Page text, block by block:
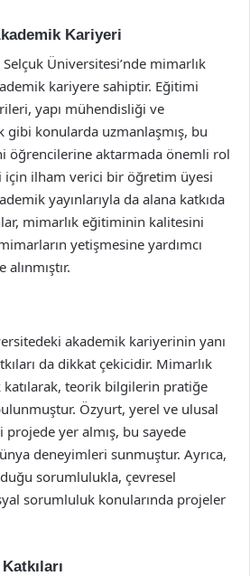
Kariyeri
Üniversitesi’nde mimarlık
kariyere sahiptir. Eğitimi
yapı mühendisliği ve
konularda uzmanlaşmış, bu
öğrencilerine aktarmada önemli rol
için ilham verici bir öğretim üyesi
yayınlarıyla da alana katkıda
mimarlık eğitiminin kalitesini
yetişmesine yardımcı
akademik kariyerinin yanı
da dikkat çekicidir. Mimarlık
teorik bilgilerin pratiğe
Özyurt, yerel ve ulusal
yer almış, bu sayede
deneyimleri sunmuştur. Ayrıca,
sorumlulukla, çevresel
sorumluluk konularında projeler